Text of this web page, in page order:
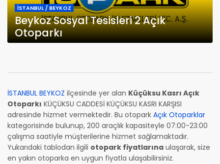
İSTANBUL / BEYKOZ
Beykoz Sosyal Tesisleri 2 Açık
Otoparkı
İSTANBUL BEYKOZ ilçesinde yer alan Küçüksu Kasrı Açık
Otoparkı KÜÇÜKSU CADDESİ KÜÇÜKSU KASRI KARŞISI
adresinde hizmet vermektedir. Bu otopark Açık Otoparklar
kategorisinde bulunup, 200 araçlık kapasiteyle 07:00-23:00
çalışma saatiyle müşterilerine hizmet sağlamaktadır.
Yukarıdaki tablodan ilgili otopark fiyatlarına ulaşarak, size
en yakın otoparka en uygun fiyatla ulaşabilirsiniz.